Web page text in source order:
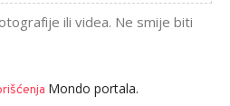
ili videa. Ne smije biti
Mondo portala.